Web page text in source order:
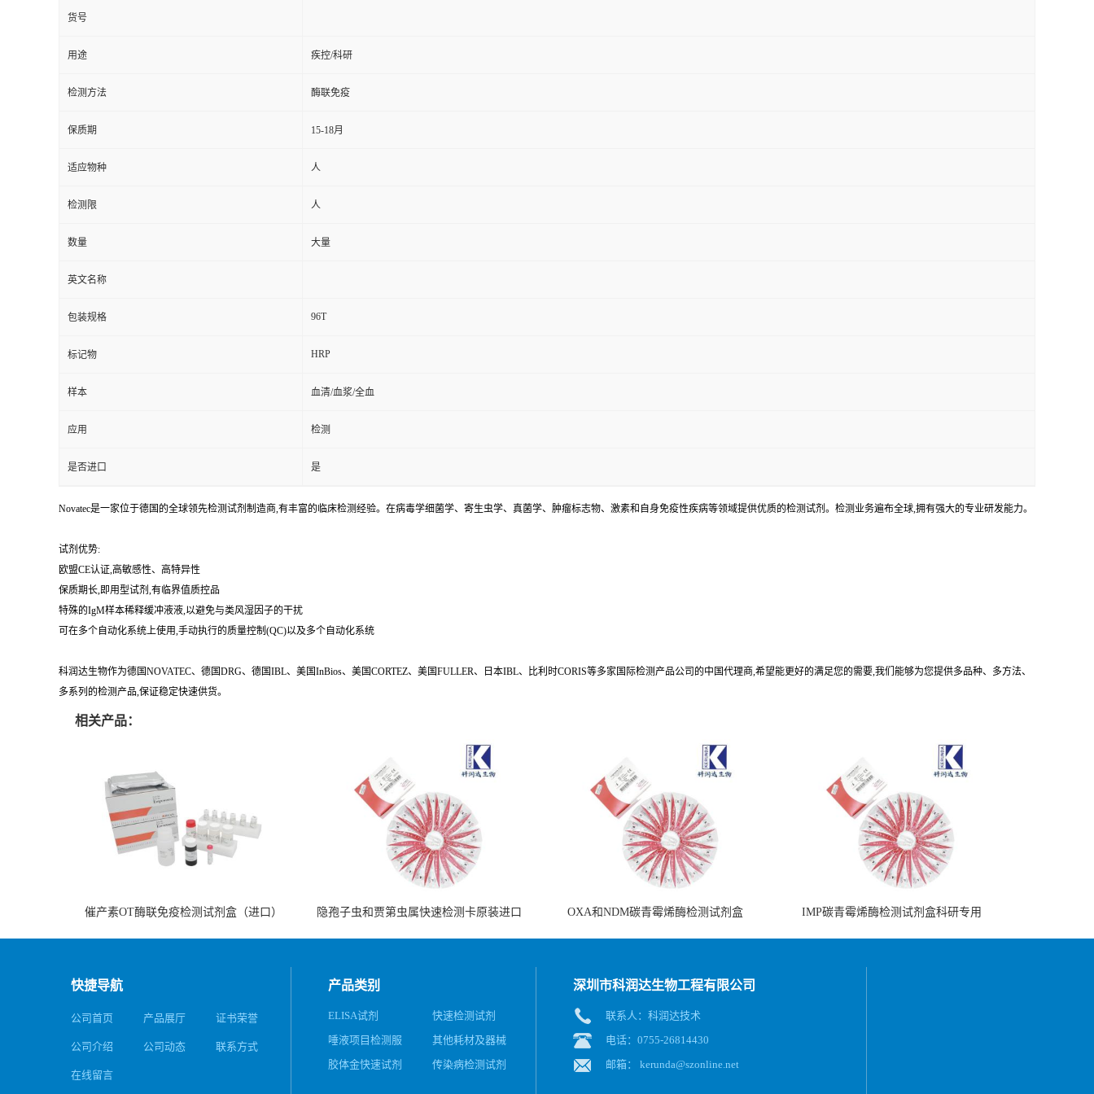
货号
用途 疾控/科研
检测方法 酶联免疫
保质期 15-18月
适应物种 人
检测限 人
数量 大量
英文名称
包装规格 96T
标记物 HRP
样本 血清/血浆/全血
应用 检测
是否进口 是
Novatec是一家位于德国的全球领先检测试剂制造商,有丰富的临床检测经验。在病毒学细菌学、寄生虫学、真菌学、肿瘤标志物、激素和自身免疫性疾病等领域提供优质的检测试剂。检测业务遍布全球,拥有强大的专业研发能力。
试剂优势:
欧盟CE认证,高敏感性、高特异性
保质期长,即用型试剂,有临界值质控品
特殊的IgM样本稀释缓冲液液,以避免与类风湿因子的干扰
可在多个自动化系统上使用,手动执行的质量控制(QC)以及多个自动化系统
科润达生物作为德国NOVATEC、德国DRG、德国IBL、美国InBios、美国CORTEZ、美国FULLER、日本IBL、比利时CORIS等多家国际检测产品公司的中国代理商,希望能更好的满足您的需要,我们能够为您提供多品种、多方法、
多系列的检测产品,保证稳定快速供货。
相关产品：
催产素OT酶联免疫检测试剂盒（进口） 隐孢子虫和贾第虫属快速检测卡原装进口 OXA和NDM碳青霉烯酶检测试剂盒 IMP碳青霉烯酶检测试剂盒科研专用
快捷导航
公司首页 产品展厅 证书荣誉
公司介绍 公司动态 联系方式
在线留言
产品类别
ELISA试剂
快速检测试剂
唾液项目检测服
务
其他耗材及器械
胶体金快速试剂
传染病检测试剂
深圳市科润达生物工程有限公司
联系人：科润达技术
电话：0755-26814430
邮箱： kerunda@szonline.net